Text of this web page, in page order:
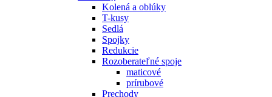
Kolená a oblúky
T-kusy
Sedlá
Spojky
Redukcie
Rozoberateľné spoje
maticové
prírubové
Prechody